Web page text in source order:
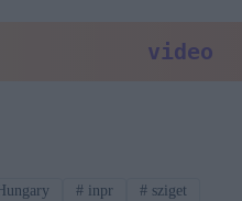
video
Hungary # inpr #sziget